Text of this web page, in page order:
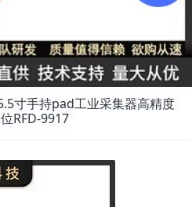
寸手持pad工业采集器高精度
RFD-9917